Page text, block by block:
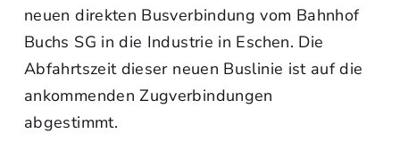
neuen direkten Busverbindung vom Bahnhof
Buchs SG in die Industrie in Eschen. Die
Abfahrtszeit dieser neuen Buslinie ist auf die
ankommenden Zugverbindungen
abgestimmt.